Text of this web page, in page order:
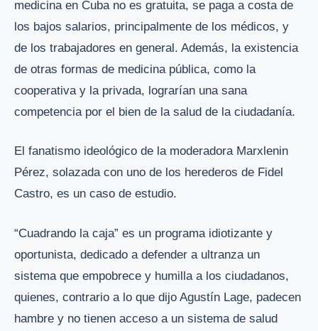
medicina en Cuba no es gratuita, se paga a costa de
los bajos salarios, principalmente de los médicos, y
de los trabajadores en general. Además, la existencia
de otras formas de medicina pública, como la
cooperativa y la privada, lograrían una sana
competencia por el bien de la salud de la ciudadanía.
El fanatismo ideológico de la moderadora Marxlenin
Pérez, solazada con uno de los herederos de Fidel
Castro, es un caso de estudio.
“Cuadrando la caja” es un programa idiotizante y
oportunista, dedicado a defender a ultranza un
sistema que empobrece y humilla a los ciudadanos,
quienes, contrario a lo que dijo Agustín Lage, padecen
hambre y no tienen acceso a un sistema de salud